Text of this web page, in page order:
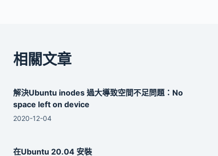
相關文章
解決Ubuntu inodes 過大導致空間不足問題：No
space left on device
2020-12-04
在Ubuntu 20.04 安裝